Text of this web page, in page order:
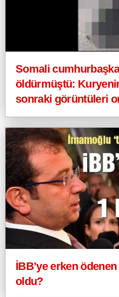
Somali
öldürmüştü:
sonraki görüntüleri
İBB’ye erken
oldu?